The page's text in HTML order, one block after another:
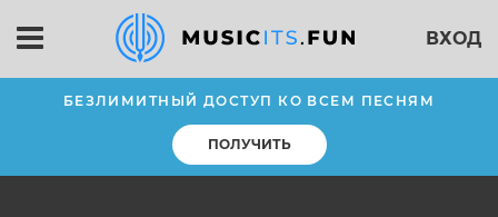
ВХОД
БЕЗЛИМИТНЫЙ ДОСТУП КО ВСЕМ ПЕСНЯМ
ПОЛУЧИТЬ